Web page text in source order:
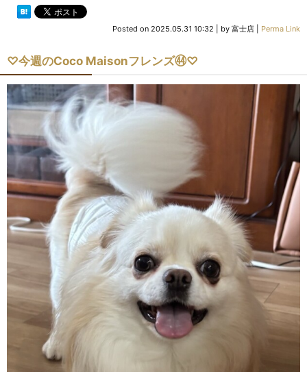
Posted on 2025.05.31 10:32 by 富士店 Perma Link
♡今週のCoco Maisonフレンズ㊹♡